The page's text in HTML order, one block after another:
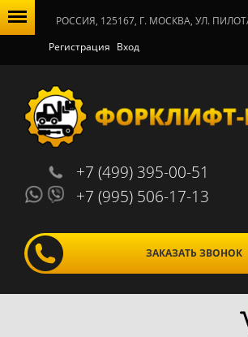
РОССИЯ, 125167, Г. МОСКВА, УЛ.
Регистрация Вход
+7 (499) 395-00-51
+7 (995) 506-17-13
ЗАКАЗАТЬ ЗВОНОК